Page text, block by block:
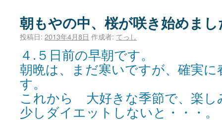
朝もやの中、桜が咲き始めま
投稿日: 2013年4月8日 作成者: てっし
４.５日前の早朝です。
朝晩は、まだ寒いですが、確実
す。
これから 大好きな季節で、楽し
少しダイエットしないと・・・。